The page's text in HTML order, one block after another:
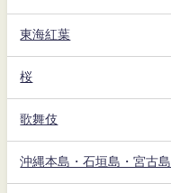
東海紅葉
桜
歌舞伎
沖縄本島・石垣島・宮古島